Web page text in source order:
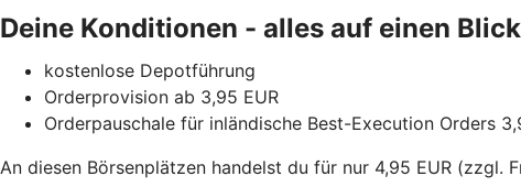
Deine Konditionen - alles auf einen Blick
kostenlose Depotführung
Orderprovision ab 3,95 EUR
Orderpauschale für inländische Best-Execution Orders
An diesen Börsenplätzen handelst du für nur 4,95 EUR (zzgl.